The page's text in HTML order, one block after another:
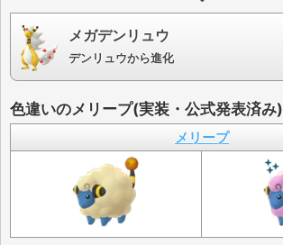
メガデンリュウ
デンリュウから進化
色違いのメリープ(実装・公式発表済み)
メリープ